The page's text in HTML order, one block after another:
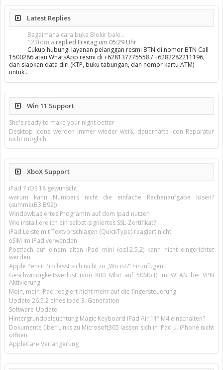
Latest Replies
Bagaimana cara buka Blokir bale...
123tomla replied Freitag um 05:29 Uhr
Cukup hubungi layanan pelanggan resmi BTN di nomor BTN Call
1500286 atau WhatsApp resmi di +628137775558 / +6282282211196,
dan siapkan data diri (KTP, buku tabungan, dan nomor kartu ATM)
untuk…
Win 11 Support
She's ready to make your night better
Desktop Icons werden immer wieder weiß, dauerhafte Icon Reparatur
nicht möglich
XboX Support
iPad 7 iOS 18 gewünscht
warum kann Numbers nicht die einfache Rechenaufgabe lösen?
(summe(B3:B92))
Windowbasiertes Programm auf dem Ipad nutzen
Wie installiere ich ein selbst-signiertes SSL-Zertifikat?
iPad Leiste mit Textvorschlägen (QuickType) reagiert nicht
eSIM im iPad verwenden
Postfach auf einem alten iPad mini (os12.5.2) kann nicht eingerichtet
werden
Apple Pencil Pro lässt sich nicht zu „Wo ist?“ hinzufügen
Geschwindigkeitsverlust (von 800 Mbit auf 50Mbit) im WLAN bei VPN
Aktivierung
Moin, mein iPad reagiert nicht mehr auf die fingersteuerung
Update 26.5.2 eines ipad 3. Generation
Software-Update
Hintergrundbeleuchtung Magic Keyboard iPad Air 11’’ M4 einschalten?
Dokumente über Links zu Microsoft365 lassen sich in iPad u. iPhone nicht
öffnen
AppleCare Verlängerung